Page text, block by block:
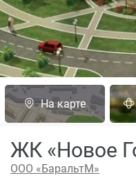
На карте
ЖК «Новое
ООО «БаральтМ»